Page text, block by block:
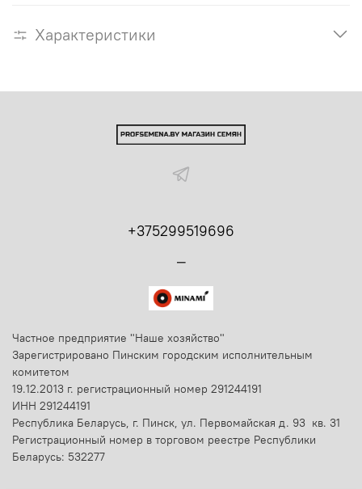
Характеристики
+375299519696
Частное предприятие "Наше хозяйство"
Зарегистрировано Пинским городским исполнительным
комитетом
19.12.2013 г. регистрационный номер 291244191
ИНН 291244191
Республика Беларусь, г. Пинск, ул. Первомайская д. 93 кв. 31
Регистрационный номер в торговом реестре Республики
Беларусь: 532277